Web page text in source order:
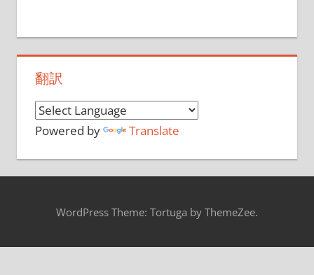
翻訳
Powered by Translate
WordPress Theme: Tortuga by ThemeZee.